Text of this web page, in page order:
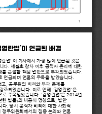
란법’ 이 기사에서 가장 많이 언급된 것은
다. 세월호 참사 이후 공직자 윤리에 대한
를 근절할 핵심 법안으로 부각되었습니다.
언급되며 언론의 주목을 받았습니다.
고 , 공무원의 비리와 부패 문제를
강조되었습니다. 이로 인해 ' 김영란법 '은
로 주목받았습니다. '김영란법 '은 2014년
한 법률」의 비공식 명칭으로
법안
다. 당시 공직자 비리에 대한 사회적
정무위원회에서의 집중 논의와 언론